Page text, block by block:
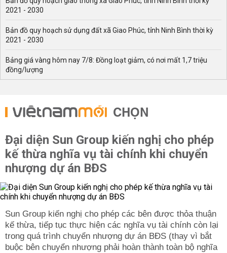
2021 - 2030
Bản đồ quy hoạch sử dụng đất xã Giao Phúc, tỉnh Ninh Bình thời kỳ
2021 - 2030
Bảng giá vàng hôm nay 7/8: Đồng loạt giảm, có nơi mất 1,7 triệu
đồng/lượng
CHỌN
Đại diện Sun Group kiến nghị cho phép
kế thừa nghĩa vụ tài chính khi chuyển
nhượng dự án BĐS
Sun Group kiến nghị cho phép các bên được thỏa thuận
kế thừa, tiếp tục thực hiện các nghĩa vụ tài chính còn lại
trong quá trình chuyển nhượng dự án BĐS (thay vì bắt
buộc bên chuyển nhượng phải hoàn thành toàn bộ nghĩa